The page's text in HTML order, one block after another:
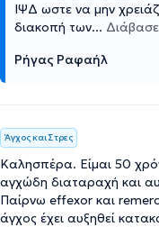
ΙΨΔ ωστε να μην
διακοπή των...
Ρήγας Ραφαήλ
Άγχος και Στρες
Καλησπέρα. Είμαι 50
αγχώδη διαταραχή και
Παίρνω effexor και
άγχος έχει αυξηθεί